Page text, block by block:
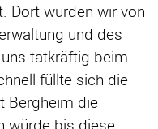
Dort wurden wir von
und des
tatkräftig beim
füllte sich die
Bergheim die